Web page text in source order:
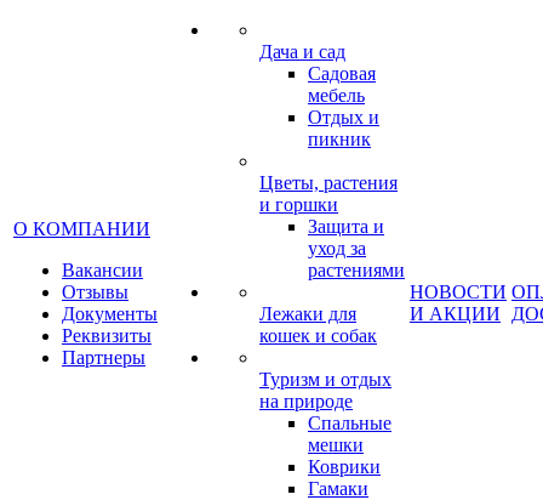
О КОМПАНИИ
Вакансии
Отзывы
Документы
Реквизиты
Партнеры
Дача и сад
Садовая
мебель
Отдых и
пикник
Цветы, растения
и горшки
Защита и
уход за
растениями
Лежаки для
кошек и собак
Туризм и отдых
на природе
Спальные
мешки
Коврики
Гамаки
НОВОСТИ
И АКЦИИ